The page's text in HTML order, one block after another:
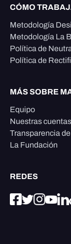
CÓMO
Metodología
Metodología La
Política de
Política de
MÁS SOBRE
Equipo
Nuestras cuentas
Transparencia
La Fundación
REDES